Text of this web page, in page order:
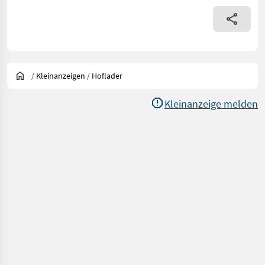
/ Kleinanzeigen / Hoflader
Kleinanzeige melden